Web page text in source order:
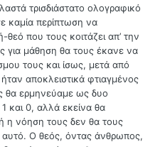
τρισδιάστατο ολογραφικό
καμία περίπτωση να
που τους κοιτάζει απ’ την
για μάθηση θα τους έκανε να
τους και ίσως, μετά από
αποκλειστικά φτιαγμένος
θα ερμηνεύαμε ως δυο
1 και 0, αλλά εκείνα θα
η νόηση τους δεν θα τους
Ο θεός, όντας άνθρωπος,